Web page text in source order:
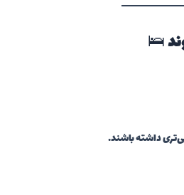
🛌
داشته باشند.